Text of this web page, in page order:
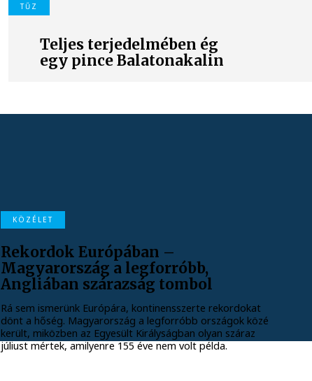
TŰZ
Teljes terjedelmében ég
egy pince Balatonakalin
KÖZÉLET
Rekordok Európában –
Magyarország a legforróbb,
Angliában szárazság tombol
Rá sem ismerünk Európára, kontinensszerte rekordokat
dönt a hőség. Magyarország a legforróbb országok közé
került, miközben az Egyesült Királyságban olyan száraz
júliust mértek, amilyenre 155 éve nem volt példa.